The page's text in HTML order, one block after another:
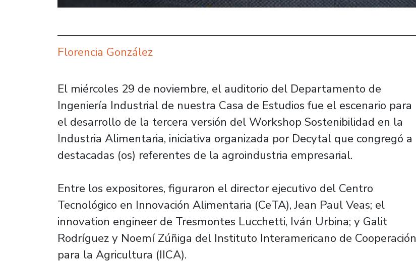
Florencia González
El miércoles 29 de noviembre, el auditorio del Departamento de
Ingeniería Industrial de nuestra Casa de Estudios fue el escenario para
el desarrollo de la tercera versión del Workshop Sostenibilidad en la
Industria Alimentaria, iniciativa organizada por Decytal que congregó a
destacadas (os) referentes de la agroindustria empresarial.
Entre los expositores, figuraron el director ejecutivo del Centro
Tecnológico en Innovación Alimentaria (CeTA), Jean Paul Veas; el
innovation engineer de Tresmontes Lucchetti, Iván Urbina; y Galit
Rodríguez y Noemí Zúñiga del Instituto Interamericano de Cooperación
para la Agricultura (IICA).